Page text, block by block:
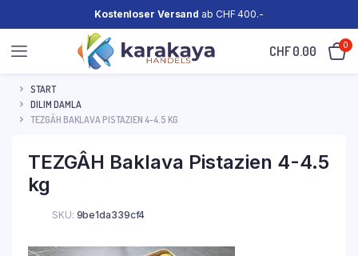
Kostenloser Versand ab CHF 400.-
CHF0.00 0
START
DILIM DAMLA
TEZGÂH BAKLAVA PISTAZIEN 4-4.5 KG
TEZGÂH Baklava Pistazien 4-4.5
kg
SKU: 9be1da339cf4